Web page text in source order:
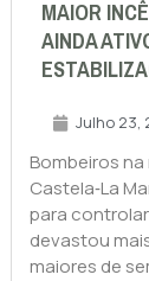
MAIOR
AINDA
Julho 23,
Bombeiros
Castela‑La
para
devastou
maiores de